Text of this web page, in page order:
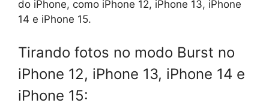
do iPhone, como iPhone 12, iPhone 13, iPhone
14 e iPhone 15.
Tirando fotos no modo Burst no
iPhone 12, iPhone 13, iPhone 14 e
iPhone 15: